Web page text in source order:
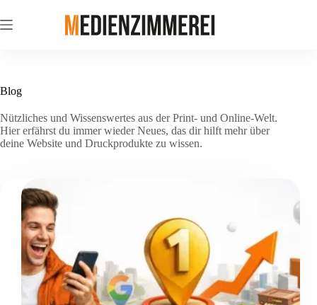
Inhalt
springen
Blog
Nützliches und Wissenswertes aus der Print- und Online-Welt.
Hier erfährst du immer wieder Neues, das dir hilft mehr über
deine Website und Druckprodukte zu wissen.